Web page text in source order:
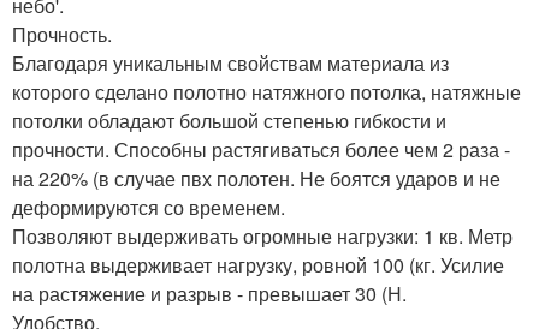
Прочность.
Благодаря уникальным свойствам материала из
которого сделано полотно натяжного потолка, натяжные
потолки обладают большой степенью гибкости и
прочности. Способны растягиваться более чем 2 раза -
на 220% (в случае пвх полотен. Не боятся ударов и не
деформируются со временем.
Позволяют выдерживать огромные нагрузки: 1 кв. Метр
полотна выдерживает нагрузку, ровной 100 (кг. Усилие
на растяжение и разрыв - превышает 30 (Н.
Удобство.